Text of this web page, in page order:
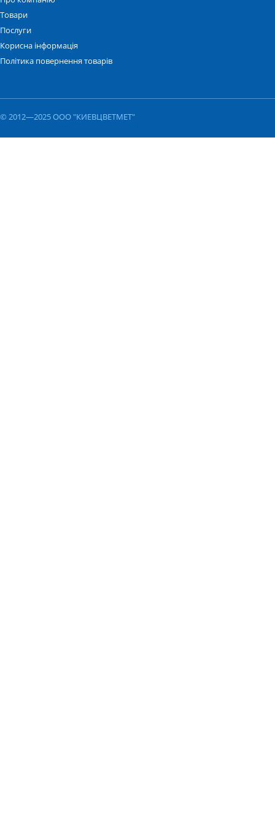
Товари
Послуги
Корисна інформація
Політика повернення товарів
© 2012—2025 ООО "КИЕВЦВЕТМЕТ"